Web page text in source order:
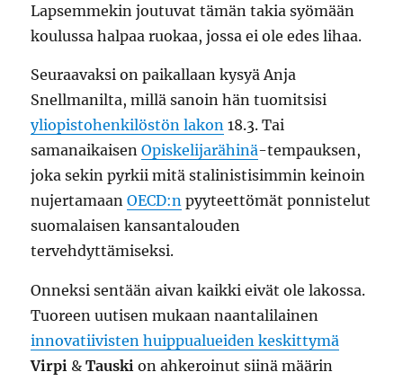
Lapsemmekin joutuvat tämän takia syömään
koulussa halpaa ruokaa, jossa ei ole edes lihaa.
Seuraavaksi on paikallaan kysyä Anja
Snellmanilta, millä sanoin hän tuomitsisi
yliopistohenkilöstön lakon 18.3. Tai
samanaikaisenOpiskelijarähinä-tempauksen,
joka sekin pyrkii mitä stalinistisimmin keinoin
nujertamaanOECD:n pyyteettömät ponnistelut
suomalaisen kansantalouden
tervehdyttämiseksi.
Onneksi sentään aivan kaikki eivät ole lakossa.
Tuoreen uutisen mukaan naantalilainen
innovatiivisten huippualueiden keskittymä
Virpi &Tauski on ahkeroinut siinä määrin